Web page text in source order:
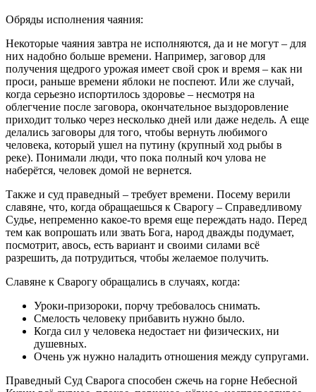
Обряды исполнения чаяния:
Некоторые чаяния завтра не исполняются, да и не могут – для
них надобно больше времени. Например, заговор для
получения щедрого урожая имеет свой срок и время – как ни
проси, раньше времени яблоки не поспеют. Или же случай,
когда серьезно испортилось здоровье – несмотря на
облегчение после заговора, окончательное выздоровление
приходит только через несколько дней или даже недель. А еще
делались заговоры для того, чтобы вернуть любимого
человека, который ушел на путину (крупный ход рыбы в
реке). Понимали люди, что пока полный коч улова не
наберётся, человек домой не вернется.
Также и суд праведный – требует времени. Посему верили
славяне, что, когда обращаешься к Сварогу – Справедливому
Судье, непременно какое-то время еще переждать надо. Перед
тем как вопрошать или звать Бога, народ дважды подумает,
посмотрит, авось, есть вариант и своими силами всё
разрешить, да потрудиться, чтобы желаемое получить.
Славяне к Сварогу обращались в случаях, когда:
Уроки-призороки, порчу требовалось снимать.
Смелость человеку прибавить нужно было.
Когда сил у человека недостает ни физических, ни
душевных.
Очень уж нужно наладить отношения между супругами.
Праведный Суд Сварога способен сжечь на горне Небесной